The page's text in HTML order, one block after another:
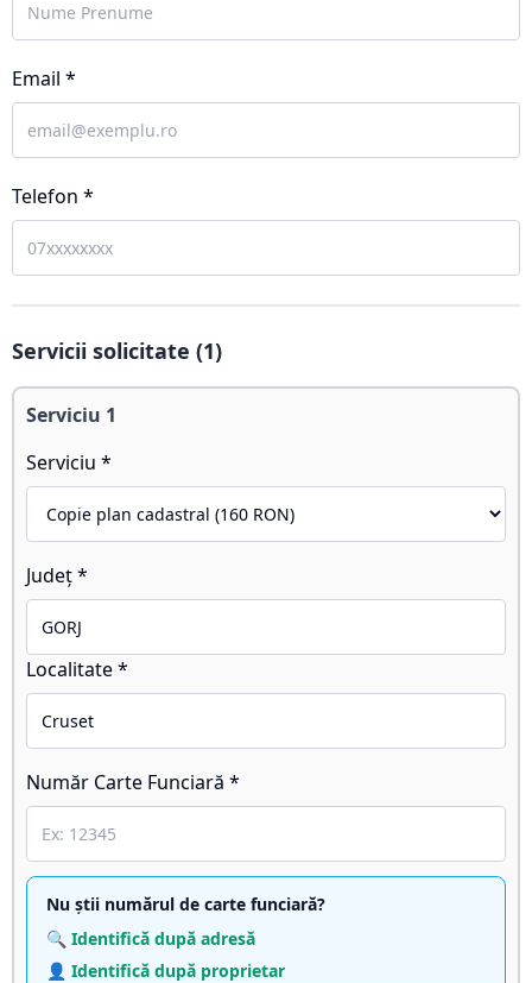
Email *
Telefon *
Servicii solicitate (1)
Serviciu 1
Serviciu *
Județ *
Localitate *
Număr Carte Funciară *
Nu știi numărul de carte funciară?
🔍 Identifică după adresă
👤 Identifică după proprietar